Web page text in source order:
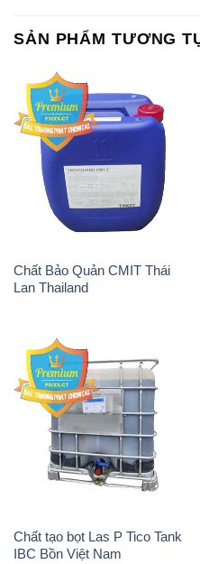
SẢN PHẨM TƯƠNG
Chất Bảo Quản CMIT Thái
Lan Thailand
Chất tạo bọt Las P Tico Tank
IBC Bồn Việt Nam